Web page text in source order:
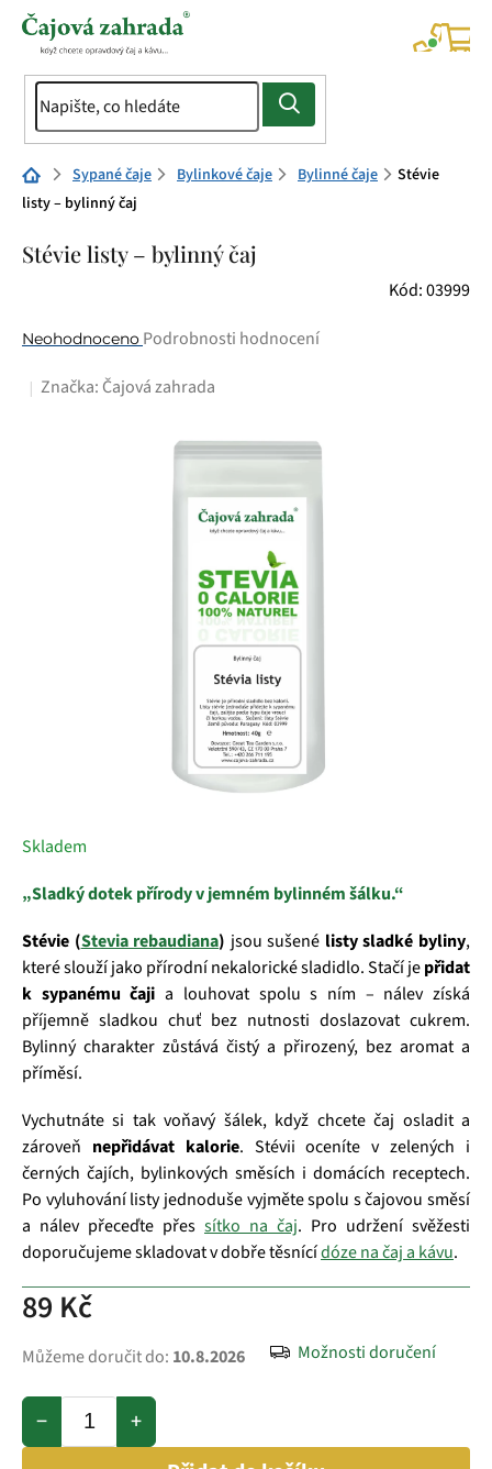
Přejít
Domů Sypané čaje Bylinkové čaje Bylinné čaje
Stévie
listy – bylinný čaj
Stévie listy – bylinný čaj
Kód:03999
Průměrné
produktu
Neohodnoceno Podrobnosti hodnocení
Značka: Čajová zahrada
89 Kč
Skladem
Můžeme doručit do: 10.8.2026 Možnosti doručení
+
−
„Sladký dotek přírody v jemném bylinném šálku.“
Stévie (Stevia rebaudiana) jsou sušené listy sladké byliny,
které slouží jako přírodní nekalorické sladidlo. Stačí jepřidat
k sypanému čaji a louhovat spolu s ním – nálev získá
příjemně sladkou chuť bez nutnosti doslazovat cukrem.
Bylinný charakter zůstává čistý a přirozený, bez aromat a
příměsí.
Vychutnáte si tak voňavý šálek, když chcete čaj osladit a
zároveň nepřidávat kalorie. Stévii oceníte v zelených i
černých čajích, bylinkových směsích i domácích receptech.
Po vyluhování listy jednoduše vyjměte spolu s čajovou směsí
a nálev přeceďte přes sítko na čaj. Pro udržení svěžesti
doporučujeme skladovat v dobře těsnícídóze na čaj a kávu.